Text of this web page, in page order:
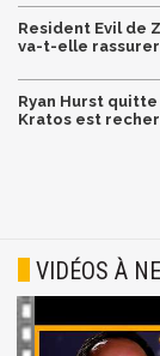
Resident Evil de
va-t-elle rassurer
Ryan Hurst
Kratos est
VIDÉOS À